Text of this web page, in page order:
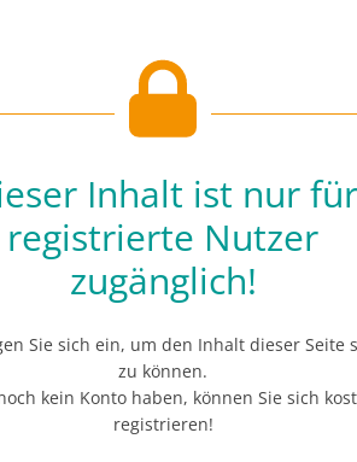
Inhalt ist nur für
registrierte Nutzer
zugänglich!
Sie sich ein, um den Inhalt dieser Seite
zu können.
kein Konto haben, können Sie sich
registrieren!